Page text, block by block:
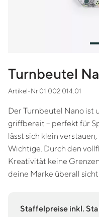
Turnbeutel
Artikel-Nr 01.002.014.01
Der Turnbeutel Nano ist
griffbereit – perfekt für
lässt sich klein
Wichtige. Durch den
Kreativität keine
deine Marke überall
Staffelpreise inkl.